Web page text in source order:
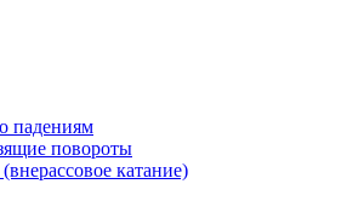
падениям
повороты
катание)